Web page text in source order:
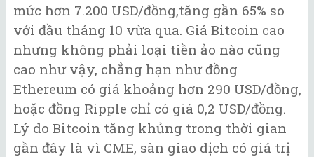
mức hơn 7.200 USD/đồng,tăng gần 65% so
với đầu tháng 10 vừa qua. Giá Bitcoin cao
nhưng không phải loại tiền ảo nào cũng
cao như vậy, chẳng hạn như đồng
Ethereum có giá khoảng hơn 290 USD/đồng,
hoặc đồng Ripple chỉ có giá 0,2 USD/đồng.
Lý do Bitcoin tăng khủng trong thời gian
gần đây là vì CME, sàn giao dịch có giá trị